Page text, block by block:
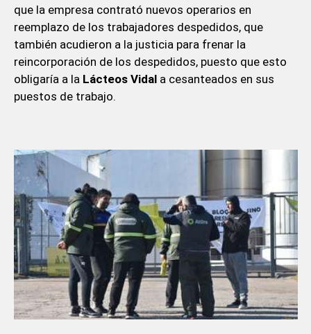
que la empresa contrató nuevos operarios en
reemplazo de los trabajadores despedidos, que
también acudieron a la justicia para frenar la
reincorporación de los despedidos, puesto que esto
obligaría a la Lácteos Vidala cesanteados en sus
puestos de trabajo.